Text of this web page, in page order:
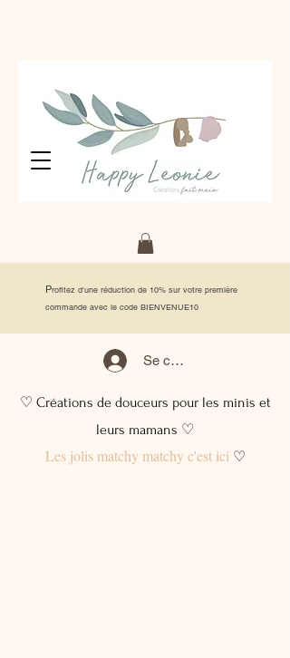
Profitez d'une réduction de 10% sur votre première
commande avec le code BIENVENUE10
Se connecter
♡ Créations de douceurs pour les minis et
leurs mamans ♡
Les jolis matchy matchy c'est ici♡